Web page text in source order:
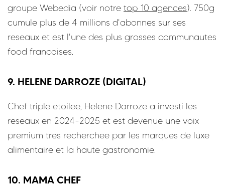
groupe Webedia (voir notre top 10 agences). 750g
cumule plus de 4 millions d'abonnes sur ses
reseaux et est l'une des plus grosses communautes
food francaises.
9. HELENE DARROZE (DIGITAL)
Chef triple etoilee, Helene Darroze a investi les
reseaux en 2024-2025 et est devenue une voix
premium tres recherchee par les marques de luxe
alimentaire et la haute gastronomie.
10. MAMA CHEF